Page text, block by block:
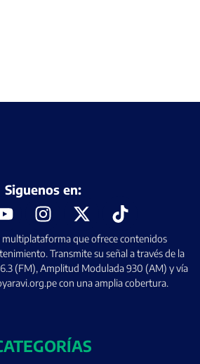
multiplataforma que ofrece contenidos
Transmite su señal a través de la
(FM), Amplitud Modulada 930 (AM) y vía
con una amplia cobertura.
Siguenos en: